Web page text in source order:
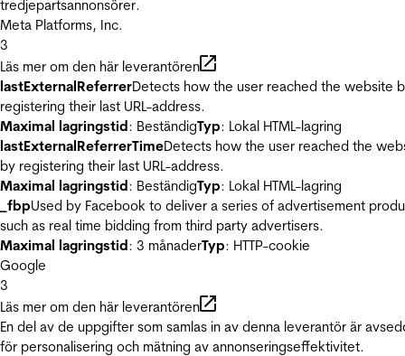
tredjepartsannonsörer.
Meta Platforms, Inc.
3
Läs mer om den här leverantören
lastExternalReferrerDetects how the user reached the website
registering their last URL-address.
Maximal lagringstid: BeständigTyp: Lokal HTML-lagring
lastExternalReferrerTimeDetects how the user reached the
by registering their last URL-address.
Maximal lagringstid: BeständigTyp: Lokal HTML-lagring
_fbpUsed by Facebook to deliver a series of advertisement
such as real time bidding from third party advertisers.
Maximal lagringstid: 3 månaderTyp: HTTP-cookie
Google
3
Läs mer om den här leverantören
En del av de uppgifter som samlas in av denna leverantör är
för personalisering och mätning av annonseringseffektivitet.